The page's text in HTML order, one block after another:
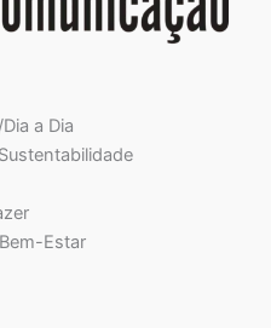
a Dia
Estar